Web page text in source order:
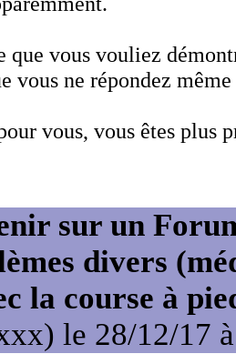
que vous vouliez
vous ne répondez
vous, vous êtes plus
sur un
divers
la course à
le 28/12/17